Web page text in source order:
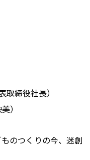
締役社長）
）
ものつくりの今、迷創